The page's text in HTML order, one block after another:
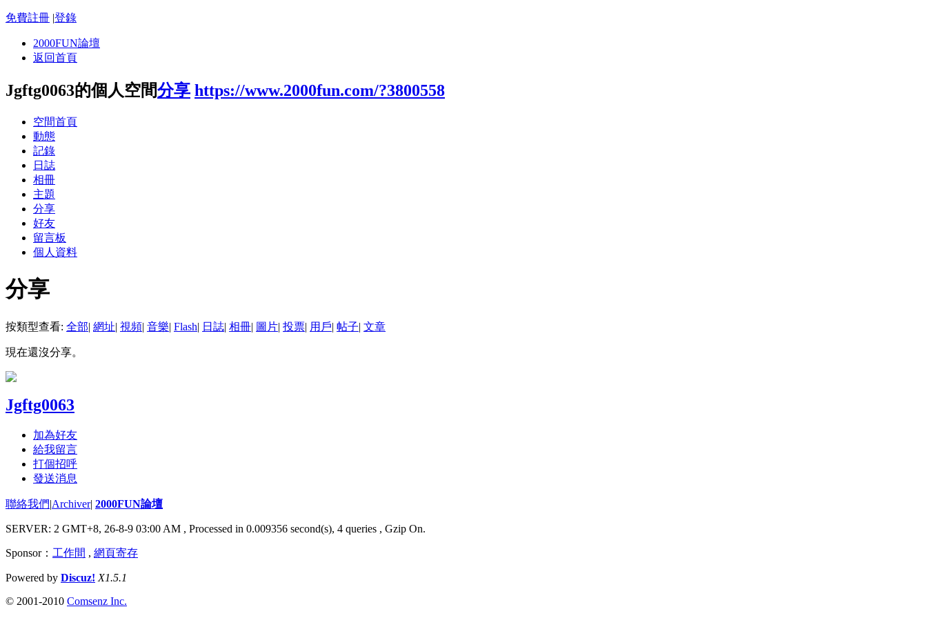
免費註冊 |登錄
2000FUN論壇
返回首頁
Jgftg0063的個人空間分享 https://www.2000fun.com/?3800558
空間首頁
動態
記錄
日誌
相冊
主題
分享
好友
留言板
個人資料
分享
按類型查看: 全部| 網址| 視頻| 音樂| Flash| 日誌| 相冊| 圖片| 投票| 用戶| 帖子| 文章
現在還沒分享。
Jgftg0063
加為好友
給我留言
打個招呼
發送消息
聯絡我們|Archiver| 2000FUN論壇
SERVER: 2 GMT+8, 26-8-9 03:00 AM , Processed in 0.009356 second(s), 4 queries , Gzip On.
Sponsor： 工作間 , 網頁寄存
Powered by Discuz! X1.5.1
© 2001-2010 Comsenz Inc.